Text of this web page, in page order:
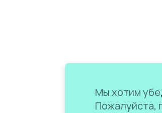
Мы хотим
Пожалуйста,